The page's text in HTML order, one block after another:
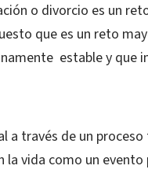
o divorcio es un
que es un reto
estable y que
a través de un
vida como un